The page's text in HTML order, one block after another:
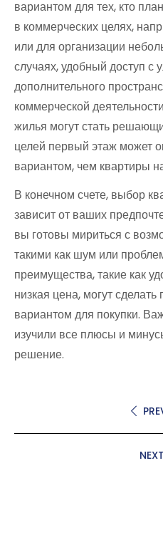
вариантом для тех, кто
в коммерческих целях,
или для организации
случаях, удобный доступ с
дополнительного
коммерческой
жилья могут стать
целей первый этаж может
вариантом, чем квартиры
В конечном счете, выбор
зависит от ваших
вы готовы мириться с
такими как шум или
преимущества, такие как
низкая цена, могут
вариантом для покупки.
изучили все плюсы и
решение.
NEXT